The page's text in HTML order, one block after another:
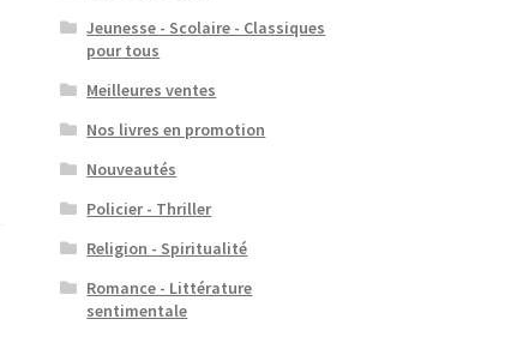
Jeunesse - Scolaire - Classiques
pour tous
Meilleures ventes
Nos livres en promotion
Nouveautés
Policier - Thriller
Religion - Spiritualité
Romance - Littérature
sentimentale